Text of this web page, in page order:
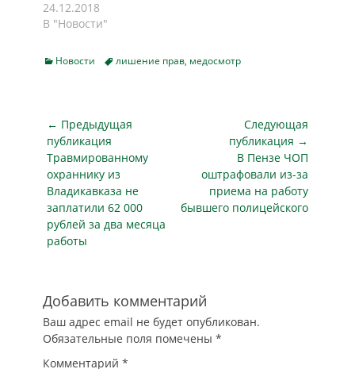
приказу, которыми
планируется
законодательную
автомобилей
получать право
управления…
безопасности
МВД и
согласованный с
минздравом,
размещен для
общественного…
случаях, если в
салоне находится
человек, которому
нужна помощь.
разрешения
собственника
станет возможным,
если полицейские
преследуют
«застигнутых на
месте
преступления», и
тех, кто
происшествия». В
МВД также хотят
разрешить
взламывать
автомобили и
24.12.2018
В "Новости"
Categories
Новости Tagsлишение прав, медосмотр
Навигация
по
записям
← Предыдущая
публикация
Предыдущая
публикация
Травмированному
охраннику из
Владикавказа не
заплатили 62 000
рублей за два месяца
работы
Следующая
публикация →
Следующая
публикация
В Пензе ЧОП
оштрафовали из-за
приема на работу
бывшего полицейского
Добавить комментарий
Ваш адрес email не будет опубликован.
Обязательные поля помечены *
Комментарий *